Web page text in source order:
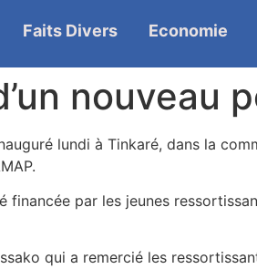
Faits Divers Economie
nouveau
lundi à Tinkaré, dans la
financée par les jeunes
qui a remercié les